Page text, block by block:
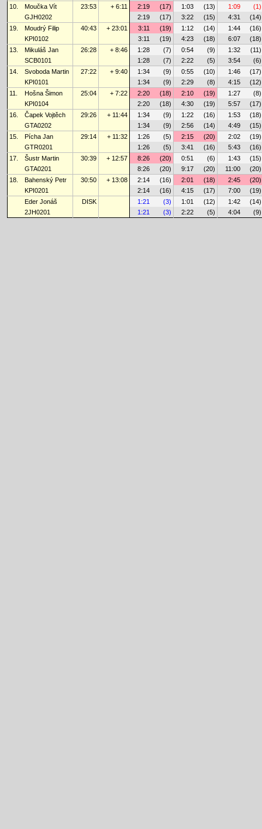
10.
Moučka Vít 23:53 + 6:11 2:19 (17) 1:03 (13) 1:09
(1)
GJH0202
2:19 (17) 3:22 (15) 4:31
(14)
19.
Moudrý Filip 40:43 + 23:01 3:11 (19) 1:12 (14) 1:44
(16)
KPI0102
3:11 (19) 4:23 (18) 6:07
(18)
13.
Mikuláš Jan 26:28 + 8:46 1:28 (7) 0:54 (9) 1:32
(11)
SCB0101
1:28 (7) 2:22 (5) 3:54
(6)
14.
Svoboda Martin 27:22 + 9:40 1:34 (9) 0:55 (10) 1:46
(17)
KPI0101
1:34 (9) 2:29 (8) 4:15
(12)
11.
Hošna Šimon 25:04 + 7:22 2:20 (18) 2:10 (19) 1:27
(8)
KPI0104
2:20 (18) 4:30 (19) 5:57
(17)
16.
Čapek Vojtěch 29:26 + 11:44 1:34 (9) 1:22 (16) 1:53
(18)
GTA0202
1:34 (9) 2:56 (14) 4:49
(15)
15.
Pícha Jan 29:14 + 11:32 1:26 (5) 2:15 (20) 2:02
(19)
GTR0201
1:26 (5) 3:41 (16) 5:43
(16)
17.
Šustr Martin 30:39 + 12:57 8:26 (20) 0:51 (6) 1:43
(15)
GTA0201
8:26 (20) 9:17 (20) 11:00
(20)
18.
Bahenský Petr 30:50 + 13:08 2:14 (16) 2:01 (18) 2:45
(20)
KPI0201
2:14 (16) 4:15 (17) 7:00
(19)
Eder Jonáš
DISK 1:21 (3) 1:01 (12) 1:42
(14)
2JH0201
1:21 (3) 2:22 (5) 4:04 (9)